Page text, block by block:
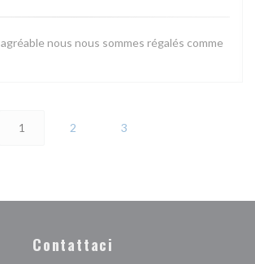
nous nous sommes régalés comme
1 2 3
Contattaci